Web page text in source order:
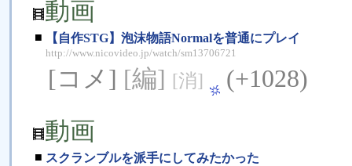
動画
■ 【自作STG】泡沫物語Normalを普通にプレイ
http://www.nicovideo.jp/watch/sm13706721
[コメ] [編] [消]
(+1028)
動画
■ スクランブルを派手にしてみたかった